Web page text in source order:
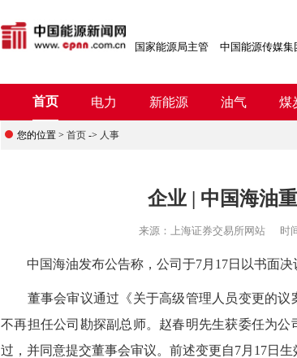
国家能源局主管 中国能源传媒
首页 电力 新能源 油气 煤
您的位置 > 首页 -> 人事
企业 | 中国海油
来源： 上海证券交易所网站 时
中国海油发布公告称，公司于7月17日以书面决
董事会审议通过《关于高级管理人员变更的议
不再担任公司勘探副总师。赵春明先生获委任为公
过，并同意提交董事会审议。前述变更自7月17日生